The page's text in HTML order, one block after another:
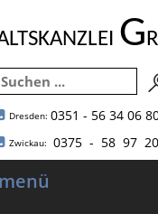
G
Dresden: 0351 - 56 34 06
Zwickau: 0375 - 58 97 20